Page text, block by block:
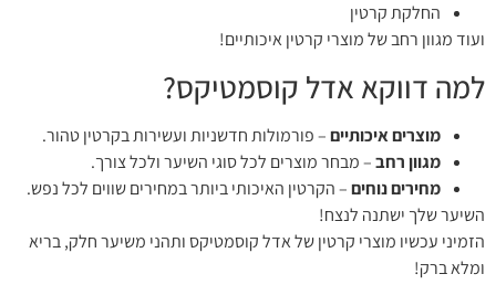
החלקת קרטין
ועוד מגוון רחב של מוצרי קרטין איכותיים!
למה דווקא אדל קוסמטיקס?
מוצרים איכותיים– פורמולות חדשניות ועשירות בקרטין טהור.
מגוון רחב– מבחר מוצרים לכל סוגי השיער ולכל צורך.
מחירים נוחים– הקרטין האיכותי ביותר במחירים שווים לכל נפש.
השיער שלך ישתנה לנצח!
הזמיני עכשיו מוצרי קרטין של אדל קוסמטיקס ותהני משיער חלק, בריא
ומלא ברק!